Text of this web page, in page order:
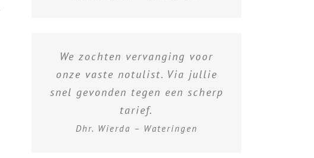
We zochten vervanging voor
onze vaste notulist. Via jullie
snel gevonden tegen een scherp
tarief.
Dhr. Wierda – Wateringen